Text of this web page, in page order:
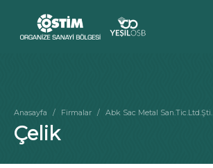
Anasayfa Firmalar Abk Sac Metal San.Tic.Ltd.Şti.
Çelik